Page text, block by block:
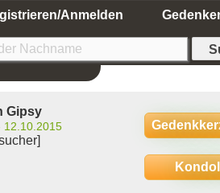
Anmelden
Gipsy
12.10.2015